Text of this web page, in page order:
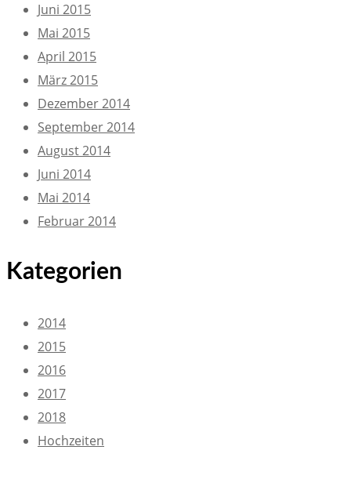
Juni 2015
Mai 2015
April 2015
März 2015
Dezember 2014
September 2014
August 2014
Juni 2014
Mai 2014
Februar 2014
Kategorien
2014
2015
2016
2017
2018
Hochzeiten